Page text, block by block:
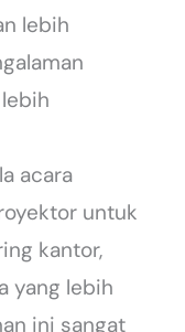
lebih
acara
untuk
kantor,
yang lebih
ini sangat